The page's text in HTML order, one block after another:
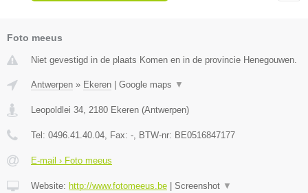
Foto meeus
Niet gevestigd in de plaats Komen en in de provincie Henegouwen.
Antwerpen » Ekeren Google maps ▼
Leopoldlei 34 2180 Ekeren (Antwerpen)
Tel: 0496.41.40.04 , Fax: - , BTW-nr: BE0516847177
E-mail › Foto meeus
Website: http://www.fotomeeus.be Screenshot ▼